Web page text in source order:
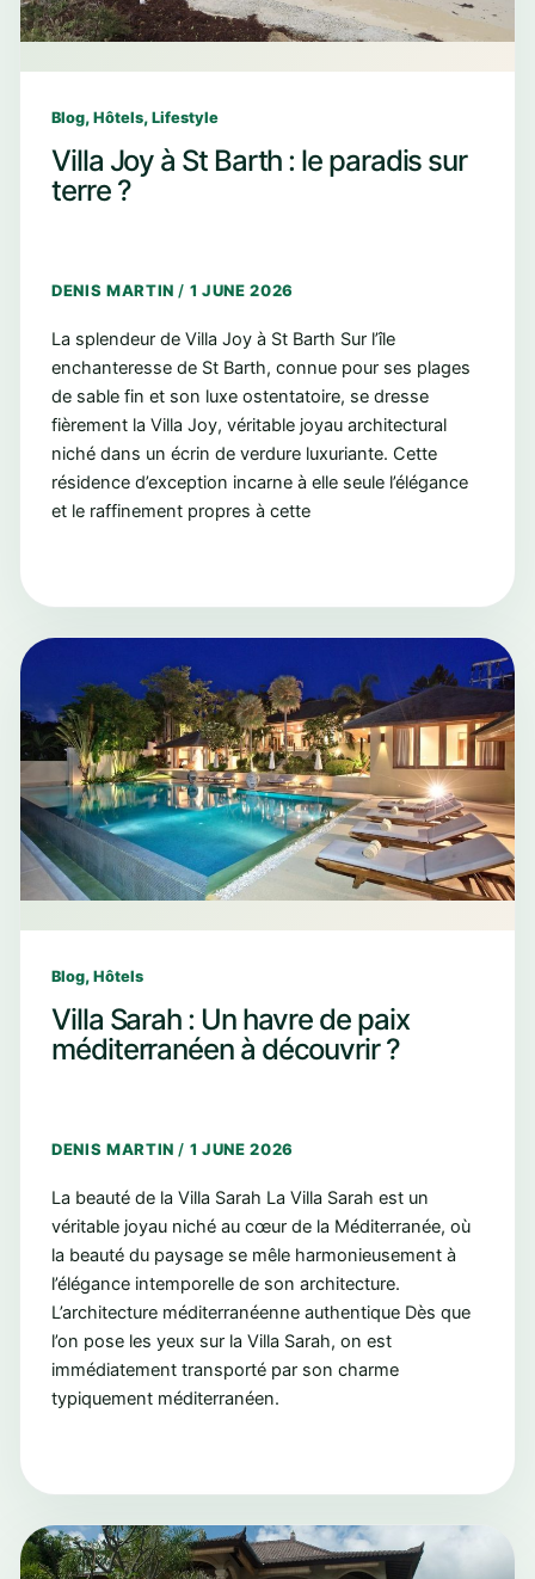
Blog, Hôtels, Lifestyle
Villa Joy à St Barth : le paradis sur
terre ?
DENIS MARTIN / 1 JUNE 2026
La splendeur de Villa Joy à St Barth Sur l’île
enchanteresse de St Barth, connue pour ses plages
de sable fin et son luxe ostentatoire, se dresse
fièrement la Villa Joy, véritable joyau architectural
niché dans un écrin de verdure luxuriante. Cette
résidence d’exception incarne à elle seule l’élégance
et le raffinement propres à cette
Blog, Hôtels
Villa Sarah : Un havre de paix
méditerranéen à découvrir ?
DENIS MARTIN / 1 JUNE 2026
La beauté de la Villa Sarah La Villa Sarah est un
véritable joyau niché au cœur de la Méditerranée, où
la beauté du paysage se mêle harmonieusement à
l’élégance intemporelle de son architecture.
L’architecture méditerranéenne authentique Dès que
l’on pose les yeux sur la Villa Sarah, on est
immédiatement transporté par son charme
typiquement méditerranéen.